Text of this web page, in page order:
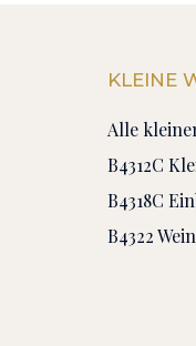
KLEINE
Alle
B4312C
B4318C
B4322